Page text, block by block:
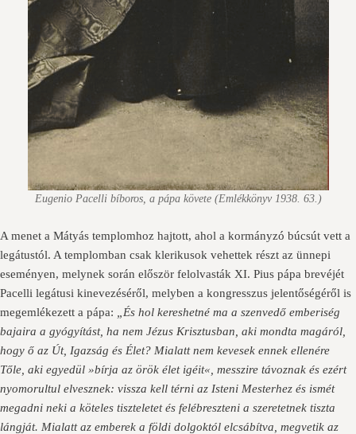
Eugenio Pacelli bíboros, a pápa követe (Emlékkönyv 1938. 63.)
A menet a Mátyás templomhoz hajtott, ahol a kormányzó búcsút vett a
legátustól. A templomban csak klerikusok vehettek részt az ünnepi
eseményen, melynek során először felolvasták XI. Pius pápa brevéjét
Pacelli legátusi kinevezéséről, melyben a kongresszus jelentőségéről is
megemlékezett a pápa:
„És hol kereshetné ma a szenvedő emberiség
bajaira a gyógyítást, ha nem Jézus Krisztusban, aki mondta magáról,
hogy ő az Út, Igazság és Élet? Mialatt nem kevesek ennek ellenére
Tőle, aki egyedül »bírja az örök élet igéit«, messzire távoznak és ezért
nyomorultul elvesznek: vissza kell térni az Isteni Mesterhez és ismét
megadni neki a köteles tiszteletet és felébreszteni a szeretetnek tiszta
lángját. Mialatt az emberek a földi dolgoktól elcsábítva, megvetik az